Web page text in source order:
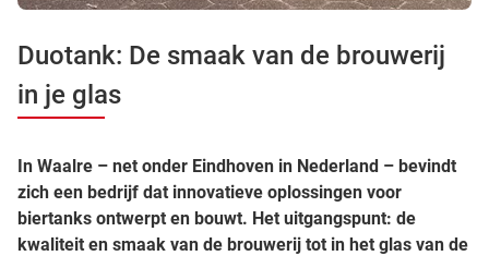
Duotank: De smaak van de brouwerij
in je glas
In Waalre – net onder Eindhoven in Nederland – bevindt
zich een bedrijf dat innovatieve oplossingen voor
biertanks ontwerpt en bouwt. Het uitgangspunt: de
kwaliteit en smaak van de brouwerij tot in het glas van de